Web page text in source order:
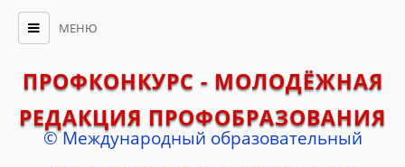
МЕНЮ
ПРОФКОНКУРС - МОЛОДЁЖНАЯ
РЕДАКЦИЯ ПРОФОБРАЗОВАНИЯ
© Международный образовательный